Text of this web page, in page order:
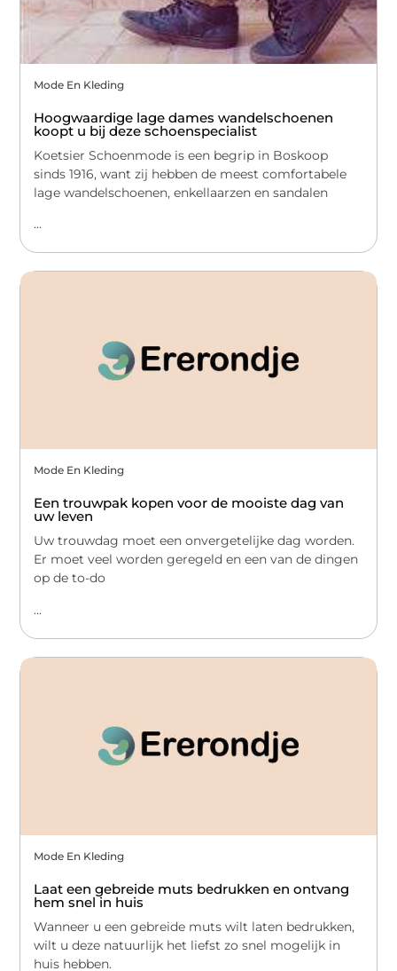
Mode En Kleding
Hoogwaardige lage dames wandelschoenen
koopt u bij deze schoenspecialist
Koetsier Schoenmode is een begrip in Boskoop
sinds 1916, want zij hebben de meest comfortabele
lage wandelschoenen, enkellaarzen en sandalen
...
Mode En Kleding
Een trouwpak kopen voor de mooiste dag van
uw leven
Uw trouwdag moet een onvergetelijke dag worden.
Er moet veel worden geregeld en een van de dingen
op de to-do
...
Mode En Kleding
Laat een gebreide muts bedrukken en ontvang
hem snel in huis
Wanneer u een gebreide muts wilt laten bedrukken,
wilt u deze natuurlijk het liefst zo snel mogelijk in
huis hebben.